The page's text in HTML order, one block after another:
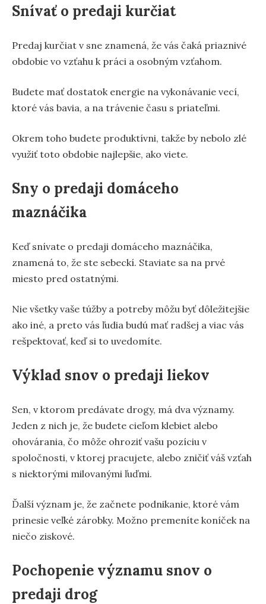
Snívať o predaji kurčiat
Predaj kurčiat v sne znamená, že vás čaká priaznivé
obdobie vo vzťahu k práci a osobným vzťahom.
Budete mať dostatok energie na vykonávanie vecí,
ktoré vás bavia, a na trávenie času s priateľmi.
Okrem toho budete produktívni, takže by nebolo zlé
využiť toto obdobie najlepšie, ako viete.
Sny o predaji domáceho
maznáčika
Keď snívate o predaji domáceho maznáčika,
znamená to, že ste sebeckí. Staviate sa na prvé
miesto pred ostatnými.
Nie všetky vaše túžby a potreby môžu byť dôležitejšie
ako iné, a preto vás ľudia budú mať radšej a viac vás
rešpektovať, keď si to uvedomíte.
Výklad snov o predaji liekov
Sen, v ktorom predávate drogy, má dva významy.
Jeden z nich je, že budete cieľom klebiet alebo
ohovárania, čo môže ohroziť vašu pozíciu v
spoločnosti, v ktorej pracujete, alebo zničiť váš vzťah
s niektorými milovanými ľuďmi.
Ďalší význam je, že začnete podnikanie, ktoré vám
prinesie veľké zárobky. Možno premeníte koníček na
niečo ziskové.
Pochopenie významu snov o
predaji drog